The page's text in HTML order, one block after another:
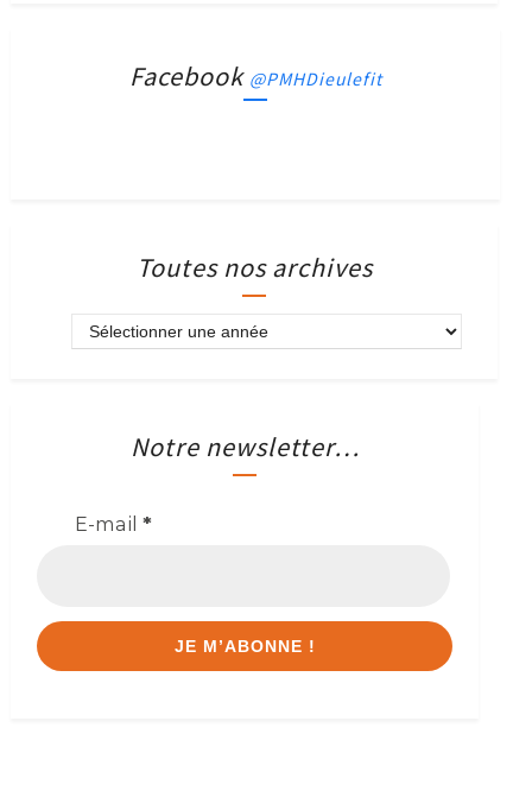
Facebook @PMHDieulefit
Toutes nos archives
Notre newsletter…
E-mail *